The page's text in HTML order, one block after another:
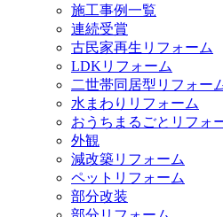
施工事例一覧
連続受賞
古民家再生リフォーム
LDKリフォーム
二世帯同居型リフォー
水まわりリフォーム
おうちまるごとリフォ
外観
減改築リフォーム
ペットリフォーム
部分改装